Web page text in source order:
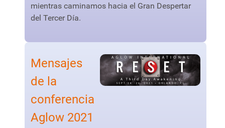
mientras caminamos hacia el Gran Despertar
del Tercer Día.
Mensajes
de la
conferencia
Aglow 2021